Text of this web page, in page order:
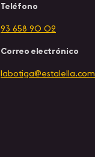
Teléfono
93 658 90 02
Correo electrónico
labotiga@estalella.com